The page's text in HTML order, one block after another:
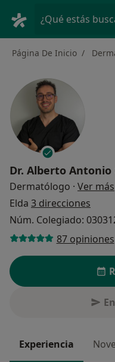
¿Qué estás
Página De Inicio
Dr. Alberto Antonio
Dermatólogo · Ver más
Elda 3 direcciones
Núm. Colegiado:
87 opiniones
Experiencia